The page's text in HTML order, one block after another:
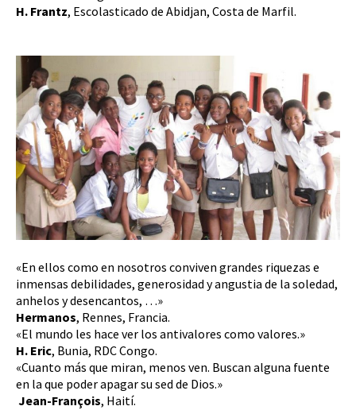
H. Frantz, Escolasticado de Abidjan, Costa de Marfil.
«En ellos como en nosotros conviven grandes riquezas e
inmensas debilidades, generosidad y angustia de la soledad,
anhelos y desencantos, …»
Hermanos, Rennes, Francia.
«El mundo les hace ver los antivalores como valores.»
H. Eric, Bunia, RDC Congo.
«Cuanto más que miran, menos ven. Buscan alguna fuente
en la que poder apagar su sed de Dios.»
Jean-François, Haití.